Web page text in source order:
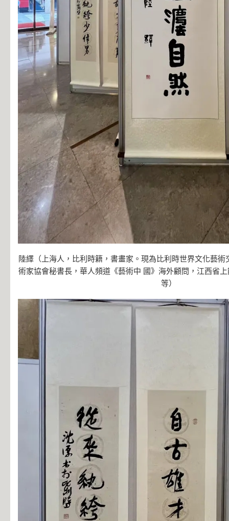
陸繹（上海人，比利時籍，書畫家。現為比利時世界文化藝
術家協會秘書長，華人頻道《藝術中 國》海外顧問，江西省
等）